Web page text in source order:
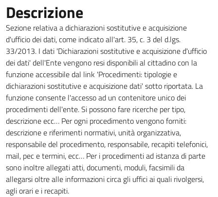
Descrizione
Sezione relativa a dichiarazioni sostitutive e acquisizione
d'ufficio dei dati, come indicato all'art. 35, c. 3 del d.lgs.
33/2013. I dati 'Dichiarazioni sostitutive e acquisizione d'ufficio
dei dati' dell'Ente vengono resi disponibili al cittadino con la
funzione accessibile dal link 'Procedimenti: tipologie e
dichiarazioni sostitutive e acquisizione dati' sotto riportata. La
funzione consente l'accesso ad un contenitore unico dei
procedimenti dell'ente. Si possono fare ricerche per tipo,
descrizione ecc… Per ogni procedimento vengono forniti:
descrizione e riferimenti normativi, unità organizzativa,
responsabile del procedimento, responsabile, recapiti telefonici,
mail, pec e termini, ecc… Per i procedimenti ad istanza di parte
sono inoltre allegati atti, documenti, moduli, facsimili da
allegarsi oltre alle informazioni circa gli uffici ai quali rivolgersi,
agli orari e i recapiti.